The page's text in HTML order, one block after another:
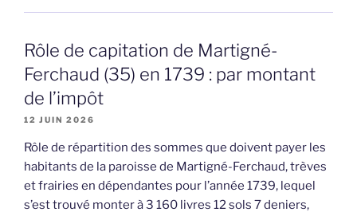
Rôle de capitation de Martigné-
Ferchaud (35) en 1739 : par montant
de l’impôt
12 JUIN 2026
Rôle de répartition des sommes que doivent payer les
habitants de la paroisse de Martigné-Ferchaud, trèves
et frairies en dépendantes pour l’année 1739, lequel
s’est trouvé monter à 3 160 livres 12 sols 7 deniers,